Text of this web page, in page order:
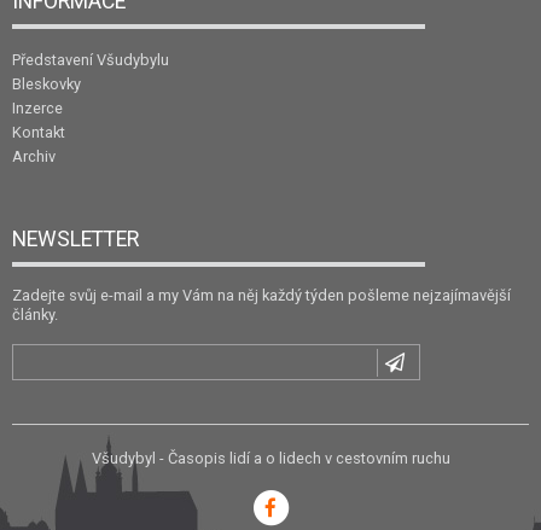
Představení Všudybylu
Bleskovky
Inzerce
Kontakt
Archiv
NEWSLETTER
Zadejte svůj e-mail a my Vám na něj každý týden pošleme nejzajímavější
články.
Všudybyl - Časopis lidí a o lidech v cestovním ruchu